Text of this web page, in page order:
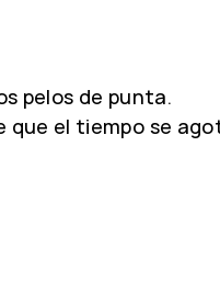
pelos de punta.
que el tiempo se